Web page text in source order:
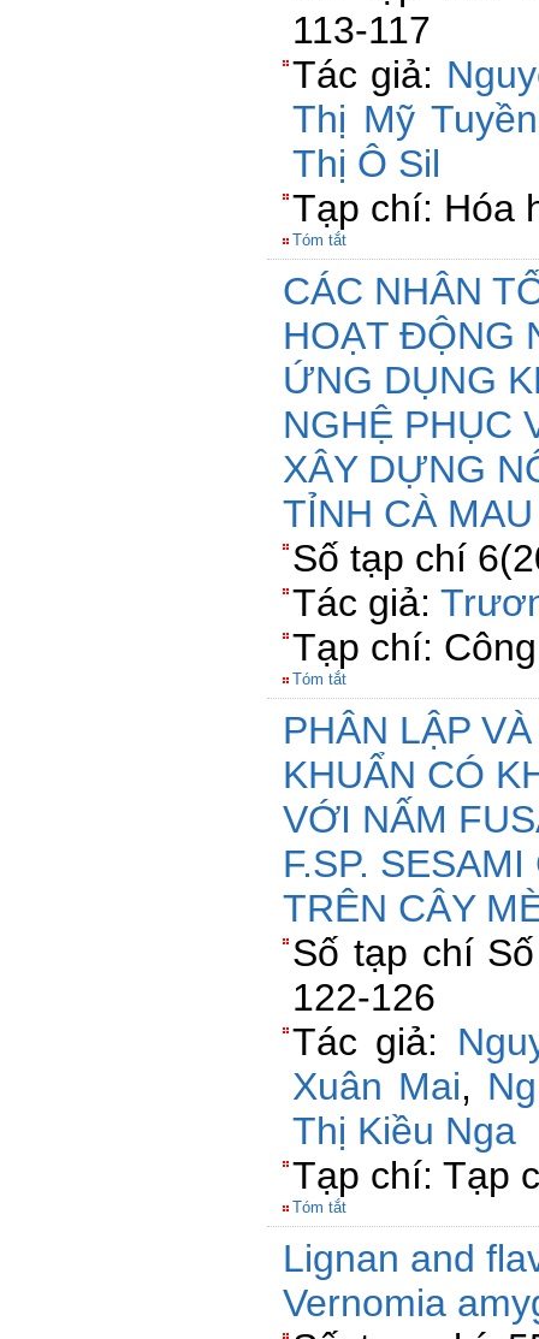
113-117
Tác giả:
Thị Mỹ Tuyền
Thị Ô Sil
Tạp chí: Hóa
Tóm tắt
CÁC NHÂN
HOẠT ĐỘNG
ỨNG DỤNG
NGHỆ PHỤC
XÂY DỰNG
TỈNH CÀ MAU
Số tạp chí
Tác giả:
Tạp chí:
Tóm tắt
PHÂN LẬP
KHUẨN CÓ
VỚI NẤM
F.SP.
TRÊN CÂY
Số tạp chí
122-126
Tác giả:
Xuân Mai,
Thị Kiều Nga
Tạp chí: Tạp
Tóm tắt
Lignan and
Vernomia